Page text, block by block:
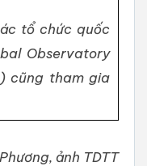
tổ chức quốc
Observatory
cũng tham gia
ảnh TDTT